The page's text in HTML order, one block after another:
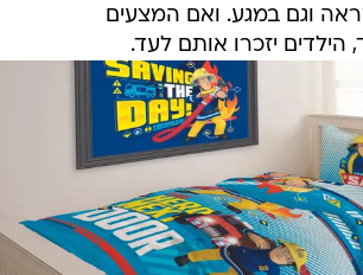
וגם במגע. ואם המצעים
הילדים יזכרו אותם לעד.